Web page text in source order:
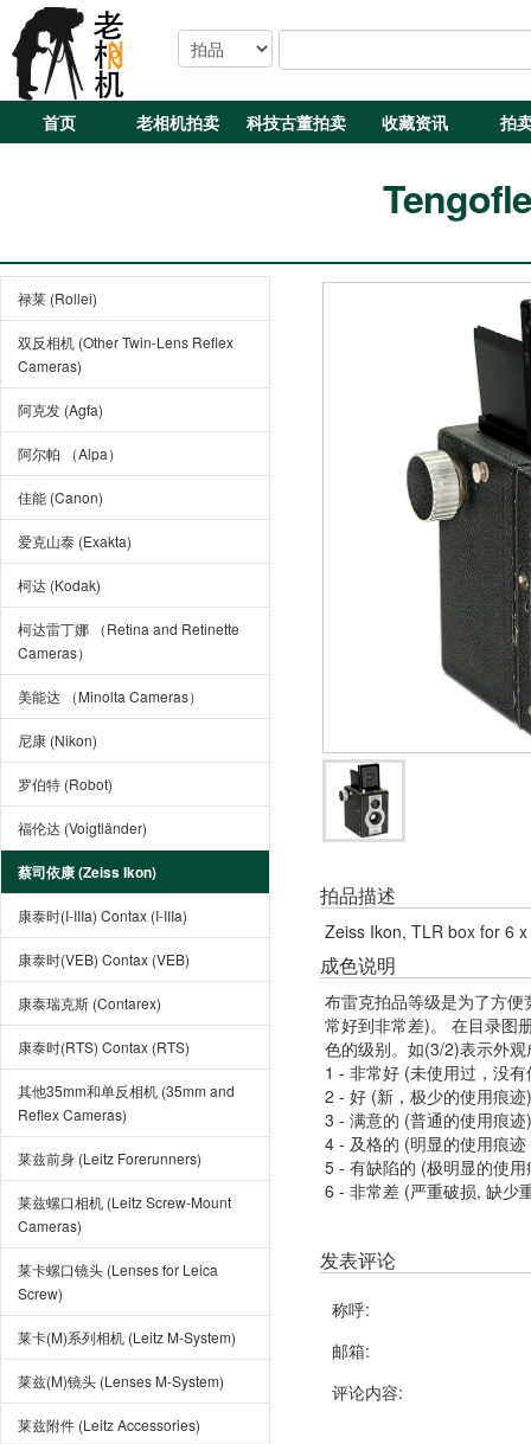
首页 老相机拍卖 科技古董拍卖 收藏资讯 拍
禄莱 (Rollei)
双反相机 (Other Twin-Lens Reflex
Cameras)
阿克发 (Agfa)
阿尔帕 （Alpa）
佳能 (Canon)
爱克山泰 (Exakta)
柯达 (Kodak)
柯达雷丁娜 （Retina and Retinette
Cameras）
美能达 （Minolta Cameras）
尼康 (Nikon)
罗伯特 (Robot)
福伦达 (Voigtländer)
蔡司依康 (Zeiss Ikon)
康泰时(I-IIIa) Contax (I-IIIa)
康泰时(VEB) Contax (VEB)
康泰瑞克斯 (Contarex)
康泰时(RTS) Contax (RTS)
其他35mm和单反相机 (35mm and
Reflex Cameras)
莱兹前身 (Leitz Forerunners)
莱兹螺口相机 (Leitz Screw-Mount
Cameras)
莱卡螺口镜头 (Lenses for Leica
Screw)
莱卡(M)系列相机 (Leitz M-System)
莱兹(M)镜头 (Lenses M-System)
莱兹附件 (Leitz Accessories)
拍品描述
Zeiss Ikon, TLR box for 6
成色说明
布雷克拍品等级是为了方
常好到非常差)。 在目录图
色的级别。如(3/2)表示外
1 - 非常好 (未使用过，没
2 - 好 (新，极少的使用痕迹)
3 - 满意的 (普通的使用痕迹)
4 - 及格的 (明显的使用痕
5 - 有缺陷的 (极明显的使
6 - 非常差 (严重破损, 缺少
发表评论
称呼:
邮箱:
评论内容: